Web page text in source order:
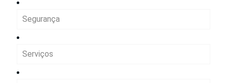
Segurança
Serviços